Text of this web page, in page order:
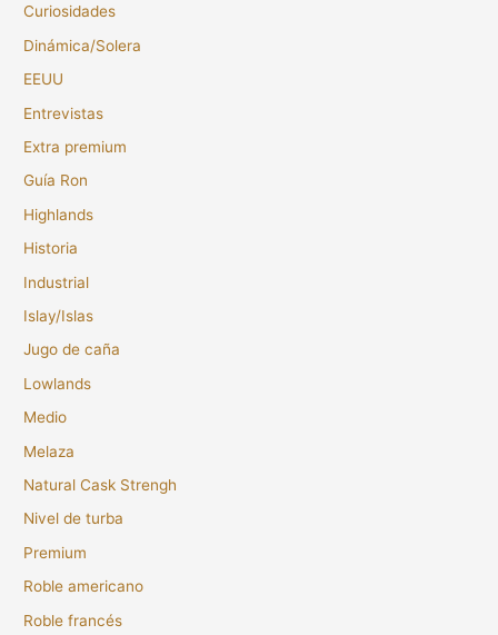
Curiosidades
Dinámica/Solera
EEUU
Entrevistas
Extra premium
Guía Ron
Highlands
Historia
Industrial
Islay/Islas
Jugo de caña
Lowlands
Medio
Melaza
Natural Cask Strengh
Nivel de turba
Premium
Roble americano
Roble francés